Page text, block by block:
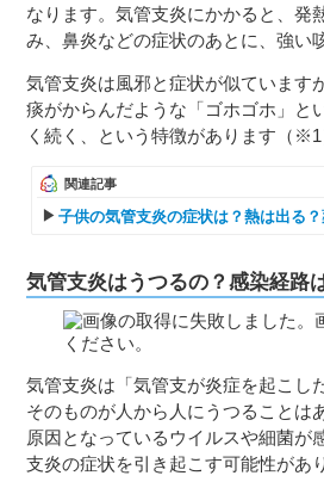
なります。気管支炎にかかると、発
み、鼻炎などの症状のあとに、強い
気管支炎は風邪と症状が似ています
痰がからんだような「ゴホゴホ」と
く続く、という特徴があります（※1
関連記事
子供の気管支炎の症状は？熱は出る
気管支炎はうつるの？感染経路
気管支炎は「気管支が炎症を起こし
そのものが人から人にうつることは
原因となっているウイルスや細菌が
支炎の症状を引き起こす可能性があ